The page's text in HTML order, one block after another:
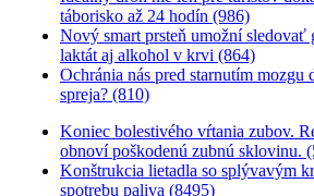
táborisko až 24 hodín (986)
Nový smart prsteň umožní sledovať
laktát aj alkohol v krvi (864)
Ochránia nás pred starnutím mozgu
spreja? (810)
Koniec bolestivého vŕtania zubov.
obnoví poškodenú zubnú sklovinu.
Konštrukcia lietadla so splývavým
spotrebu paliva (8495)